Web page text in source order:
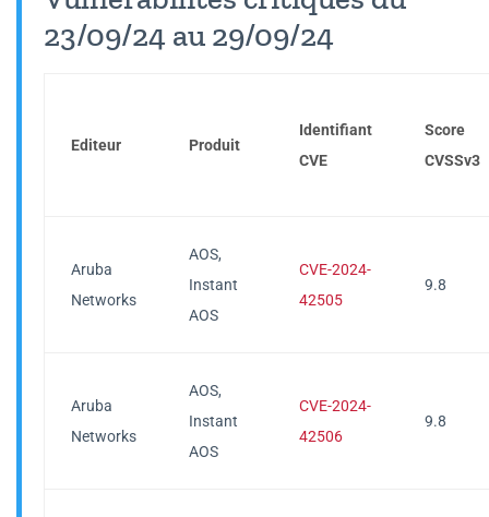
23/09/24 au 29/09/24
Editeur Produit
Identifiant
CVE
Score
CVSSv3
Aruba
Networks
AOS,
Instant
AOS
CVE-2024-
42505
9.8
Aruba
Networks
AOS,
Instant
AOS
CVE-2024-
42506
9.8